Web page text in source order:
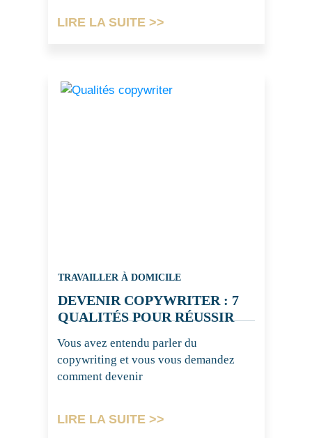
LIRE LA SUITE >>
TRAVAILLER À DOMICILE
DEVENIR COPYWRITER : 7
QUALITÉS POUR RÉUSSIR
Vous avez entendu parler du
copywriting et vous vous demandez
comment devenir
LIRE LA SUITE >>